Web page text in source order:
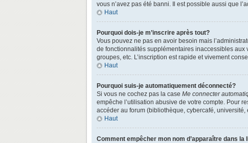
vous n’avez pas été banni. Il est possible aussi que
Haut
Pourquoi dois-je m’inscrire après tout?
Vous pouvez ne pas en avoir besoin mais
de fonctionnalités supplémentaires inaccessibles aux
groupes, etc. L’inscription est rapide et vivement
Haut
Pourquoi suis-je automatiquement déconnecté?
Si vous ne cochez pas la case Me connecter
empêche l’utilisation abusive de votre compte. Pour
accéder au forum (bibliothèque, cybercafé,
Haut
Comment empêcher mon nom d’apparaître dans